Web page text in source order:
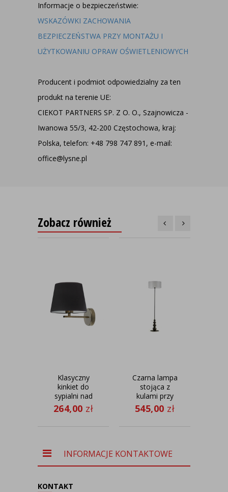
Informacje o bezpieczeństwie:
WSKAZÓWKI ZACHOWANIA
BEZPIECZEŃSTWA PRZY MONTAŻU I
UŻYTKOWANIU OPRAW OŚWIETLENIOWYCH
Producent i podmiot odpowiedzialny za ten
produkt na terenie UE:
CIEKOT PARTNERS SP. Z O. O., Szajnowicza -
Iwanowa 55/3, 42-200 Częstochowa, kraj:
Polska, telefon: +48 798 747 891, e-mail:
office@lysne.pl
Zobacz również
Klasyczny
kinkiet do
sypialni nad
łóżko PUNA
VELUR
264,00 zł
Czarna lampa
stojąca z
kulami przy
podstawie
ROMA
545,00 zł
INFORMACJE KONTAKTOWE
KONTAKT